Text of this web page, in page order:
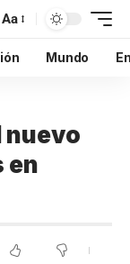
Aa
Mundo
nuevo
en